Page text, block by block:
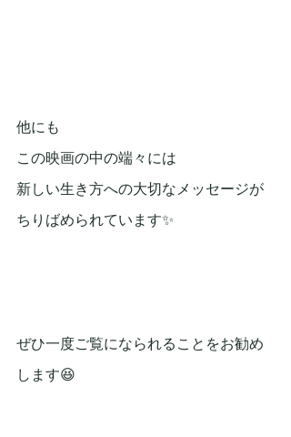
他にも
この映画の中の端々には
新しい生き方への大切なメッセージが
ちりばめられています✨
ぜひ一度ご覧になられることをお勧め
します😆